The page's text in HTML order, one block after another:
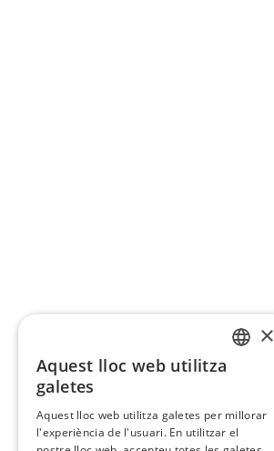
×
Aquest lloc web utilitza
galetes
Aquest lloc web utilitza galetes per millorar
l'experiència de l'usuari. En utilitzar el